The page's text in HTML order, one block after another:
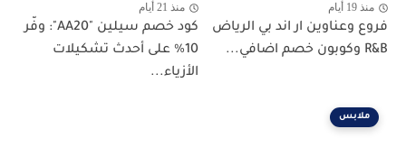
منذ 19 أيام
فروع وعناوين ار اند بي الرياض
R&B وكوبون خصم اضافي...
منذ 21 أيام
كود خصم سيلين "AA20": وفّر
10% على أحدث تشكيلات
الأزياء...
ملابس